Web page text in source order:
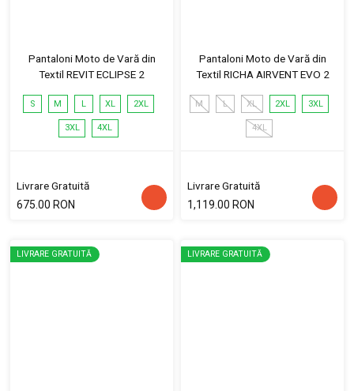
Pantaloni Moto de Vară din
Textil REVIT ECLIPSE 2
S M L XL 2XL
3XL 4XL
Livrare Gratuită
675.00 RON
Pantaloni Moto de Vară din
Textil RICHA AIRVENT EVO 2
M L XL 2XL 3XL
4XL
Livrare Gratuită
1,119.00 RON
LIVRARE GRATUITĂ LIVRARE GRATUITĂ